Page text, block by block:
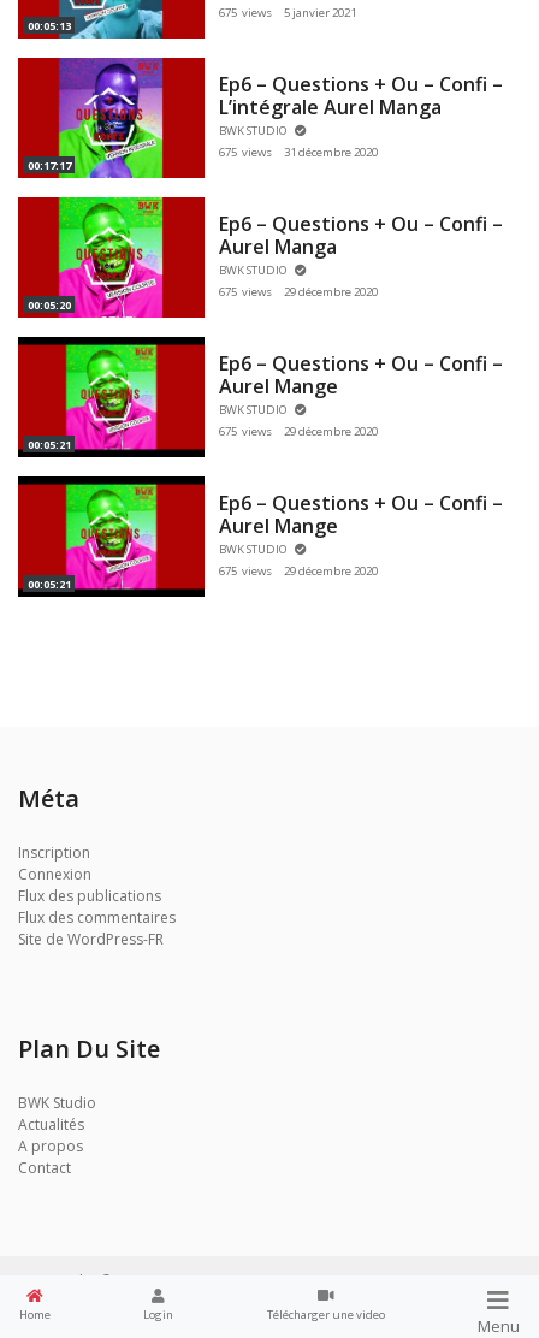
Home Login Télécharger une video
Menu
00:05:13
675 views
5 janvier 2021
00:17:17
Ep6 – Questions + Ou – Confi –
L’intégrale Aurel Manga
BWK STUDIO
675 views
31 décembre 2020
00:05:20
Ep6 – Questions + Ou – Confi –
Aurel Manga
BWK STUDIO
675 views
29 décembre 2020
00:05:21
Ep6 – Questions + Ou – Confi –
Aurel Mange
BWK STUDIO
675 views
29 décembre 2020
00:05:21
Ep6 – Questions + Ou – Confi –
Aurel Mange
BWK STUDIO
675 views
29 décembre 2020
Méta
Inscription
Connexion
Flux des publications
Flux des commentaires
Site de WordPress-FR
Plan Du Site
BWK Studio
Actualités
A propos
Contact
BWK Studio © 2017